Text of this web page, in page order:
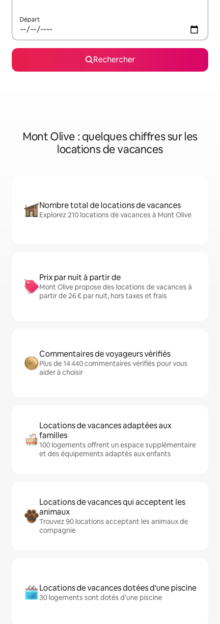
Départ
Rechercher
Mont Olive : quelques chiffres sur les
locations de vacances
Nombre total de locations de vacances
Explorez 210 locations de vacances à Mont Olive
Prix par nuit à partir de
Mont Olive propose des locations de vacances à
partir de 26 € par nuit, hors taxes et frais
Commentaires de voyageurs vérifiés
Plus de 14 440 commentaires vérifiés pour vous
aider à choisir
Locations de vacances adaptées aux
familles
100 logements offrent un espace supplémentaire
et des équipements adaptés aux enfants
Locations de vacances qui acceptent les
animaux
Trouvez 90 locations acceptant les animaux de
compagnie
Locations de vacances dotées d'une piscine
30 logements sont dotés d'une piscine